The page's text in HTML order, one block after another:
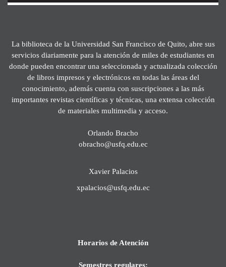
La biblioteca de la Universidad San Francisco de Quito, abre sus
servicios diariamente para la atención de miles de estudiantes en
donde pueden encontrar una seleccionada y actualizada colección
de libros impresos y electrónicos en todas las áreas del
conocimiento, además cuenta con suscripciones a las más
importantes revistas científicas y técnicas, una extensa colección
de materiales multimedia y acceso.
Orlando Bracho
obracho@usfq.edu.ec
Xavier Palacios
xpalacios@usfq.edu.ec
Horarios de Atención
Semestres regulares: